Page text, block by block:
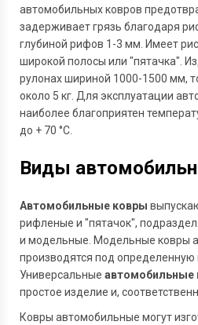
автомобильных ковров
задерживает грязь благодаря
глубиной рифов 1-3 мм. Имеет
широкой полосы или "пятачка".
рулонах шириной 1000-1500 мм,
около 5 кг. Для эксплуатации
наиболее благоприятен
до + 70 °С.
Виды
Автомобильные ковры
рифленые и "пятачок",
и модельные. Модельные ковры
производятся под
Универсальные автомобильные
простое изделие и,
Ковры автомобильные могут